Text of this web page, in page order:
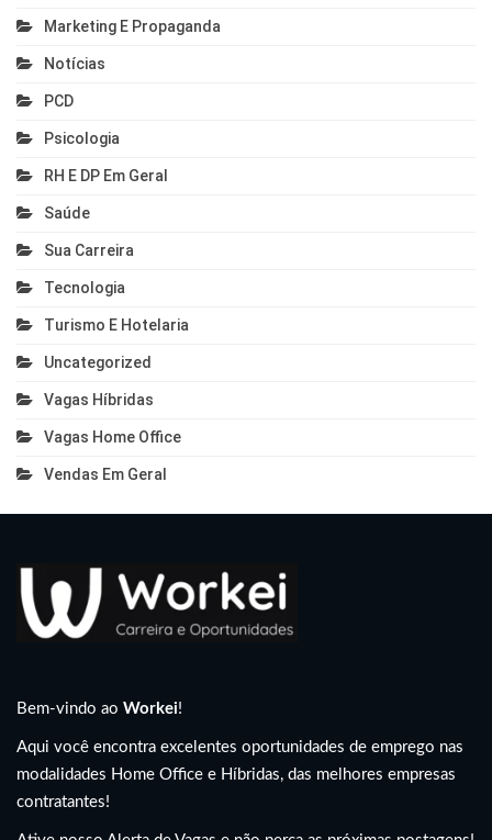
Marketing E Propaganda
Notícias
PCD
Psicologia
RH E DP Em Geral
Saúde
Sua Carreira
Tecnologia
Turismo E Hotelaria
Uncategorized
Vagas Híbridas
Vagas Home Office
Vendas Em Geral
Bem-vindo ao Workei!
Aqui você encontra excelentes oportunidades de emprego nas
modalidades Home Office e Híbridas, das melhores empresas
contratantes!